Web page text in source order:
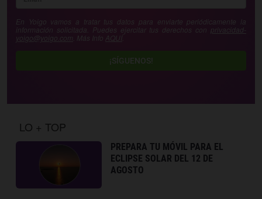
En Yoigo vamos a tratar tus datos para enviarte periódicamente la
información solicitada. Puedes ejercitar tus derechos con privacidad-
yoigo@yoigo.com . Más Info AQUÍ
¡SÍGUENOS!
LO + TOP
PREPARA TU MÓVIL PARA EL
ECLIPSE SOLAR DEL 12 DE
AGOSTO